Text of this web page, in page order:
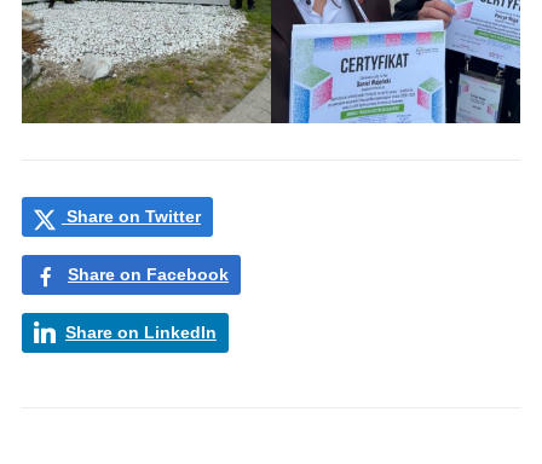
Share on Twitter
Share on Facebook
Share on LinkedIn